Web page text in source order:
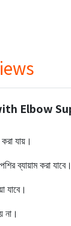
Elbow
যায়।
ব্যায়াম করা যাবে।
যাবে।
না।